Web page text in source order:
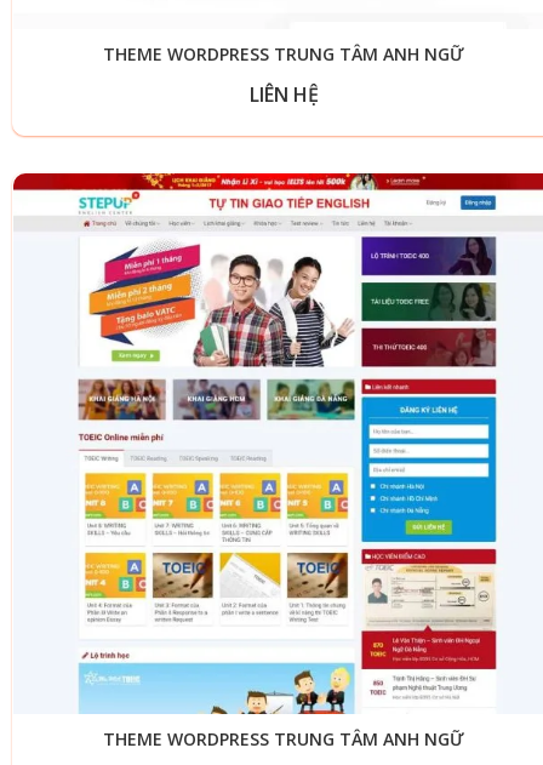
THEME WORDPRESS TRUNG TÂM ANH NGỮ
LIÊN HỆ
THEME WORDPRESS TRUNG TÂM ANH NGỮ